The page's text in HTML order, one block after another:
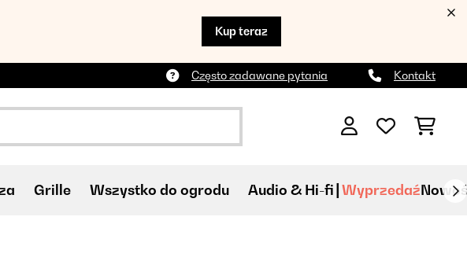
Kup teraz
Często zadawane pytania Kontakt
Grille Wszystko do ogrodu Audio & Hi-fi Wyprzedaź